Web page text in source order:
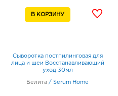
Сыворотка постпилинговая для
лица и шеи Восстанавливающий
уход 30мл
Белита / Serum Home